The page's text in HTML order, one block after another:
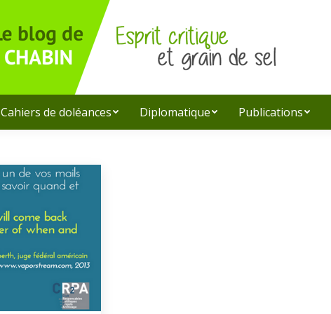
Cahiers de doléances Diplomatique Publications